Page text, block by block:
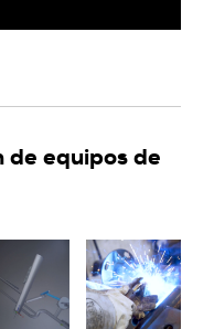
de equipos de